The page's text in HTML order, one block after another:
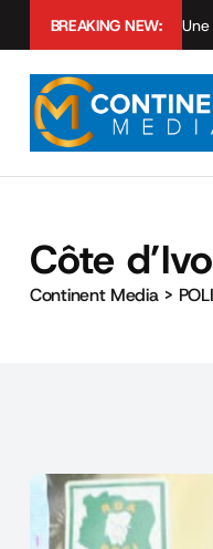
BREAKING NEW:
Côte
Continent Media>